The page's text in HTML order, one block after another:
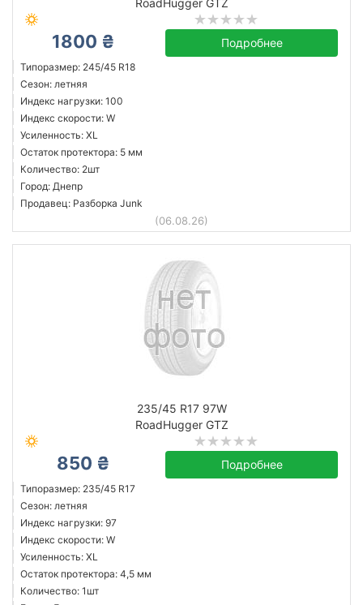
RoadHugger GTZ
1800 ₴ Подробнее
Типоразмер: 245/45 R18
Сезон: летняя
Индекс нагрузки: 100
Индекс скорости: W
Усиленность: XL
Остаток протектора: 5 мм
Количество: 2шт
Город: Днепр
Продавец: Разборка Junk
(06.08.26)
235/45 R17 97W
RoadHugger GTZ
850 ₴ Подробнее
Типоразмер: 235/45 R17
Сезон: летняя
Индекс нагрузки: 97
Индекс скорости: W
Усиленность: XL
Остаток протектора: 4,5 мм
Количество: 1шт